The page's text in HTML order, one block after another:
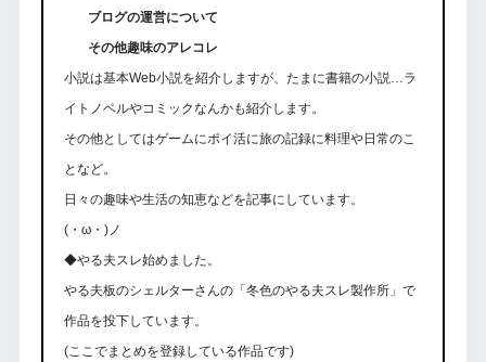
ブログの運営について
その他趣味のアレコレ
小説は基本Web小説を紹介しますが、たまに書籍の小説…ラ
イトノベルやコミックなんかも紹介します。
その他としてはゲームにポイ活に旅の記録に料理や日常のこ
となど。
日々の趣味や生活の知恵などを記事にしています。
(・ω・)ノ
◆やる夫スレ始めました。
やる夫板のシェルターさんの「冬色のやる夫スレ製作所」で
作品を投下しています。
(ここでまとめを登録している作品です)